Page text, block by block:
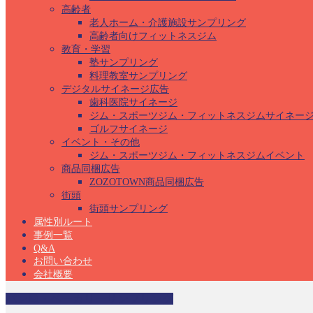
高齢者
老人ホーム・介護施設サンプリング
高齢者向けフィットネスジム
教育・学習
塾サンプリング
料理教室サンプリング
デジタルサイネージ広告
歯科医院サイネージ
ジム・スポーツジム・フィットネスジムサイネー
ゴルフサイネージ
イベント・その他
ジム・スポーツジム・フィットネスジムイベント
商品同梱広告
ZOZOTOWN商品同梱広告
街頭
街頭サンプリング
属性別ルート
事例一覧
Q&A
お問い合わせ
会社概要